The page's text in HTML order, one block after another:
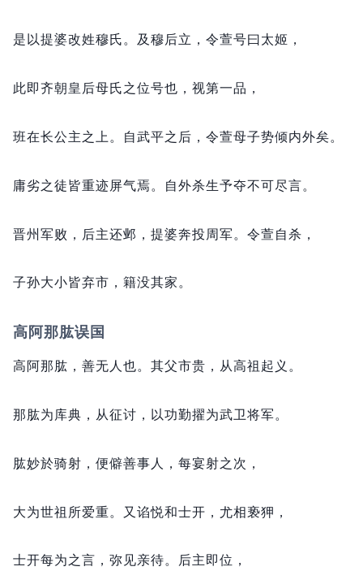
是以提婆改姓穆氏。 及穆后立， 令萱号曰太姬，
此即齐朝皇后母氏之位号也， 视第一品，
班在长公主之上。 自武平之后， 令萱母子势倾内外矣。
庸劣之徒皆重迹屏气焉。 自外杀生予夺不可尽言。
晋州军败， 后主还邺， 提婆奔投周军。 令萱自杀，
子孙大小皆弃市， 籍没其家。
高阿那肱误国
高阿那肱， 善无人也。 其父市贵， 从高祖起义。
那肱为库典， 从征讨， 以功勤擢为武卫将军。
肱妙於骑射， 便僻善事人， 每宴射之次，
大为世祖所爱重。 又谄悦和士开， 尤相亵狎，
士开每为之言， 弥见亲待。 后主即位，